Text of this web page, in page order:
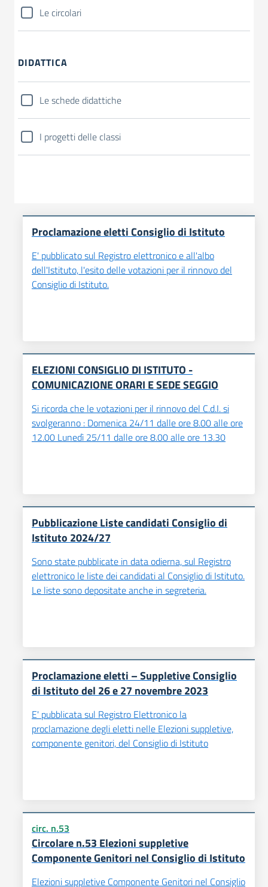
Le circolari
DIDATTICA
Le schede didattiche
I progetti delle classi
Proclamazione eletti Consiglio di Istituto
E' pubblicato sul Registro elettronico e all'albo
dell'Istituto, l'esito delle votazioni per il rinnovo del
Consiglio di Istituto.
ELEZIONI CONSIGLIO DI ISTITUTO -
COMUNICAZIONE ORARI E SEDE SEGGIO
Si ricorda che le votazioni per il rinnovo del C.d.I. si
svolgeranno : Domenica 24/11 dalle ore 8.00 alle ore
12.00 Lunedì 25/11 dalle ore 8.00 alle ore 13.30
Pubblicazione Liste candidati Consiglio di
Istituto 2024/27
Sono state pubblicate in data odierna, sul Registro
elettronico le liste dei candidati al Consiglio di Istituto.
Le liste sono depositate anche in segreteria.
Proclamazione eletti – Suppletive Consiglio
di Istituto del 26 e 27 novembre 2023
E' pubblicata sul Registro Elettronico la
proclamazione degli eletti nelle Elezioni suppletive,
componente genitori, del Consiglio di Istituto
circ. n.53
Circolare n.53 Elezioni suppletive
Componente Genitori nel Consiglio di Istituto
Elezioni suppletive Componente Genitori nel Consiglio